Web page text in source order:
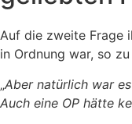
Auf die zweite Frage
in Ordnung war, so
„Aber natürlich war
Auch eine OP hätte